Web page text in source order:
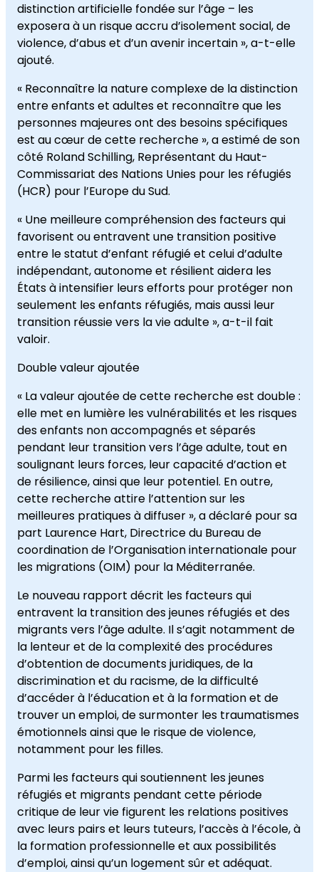
distinction artificielle fondée sur l’âge – les
exposera à un risque accru d’isolement social, de
violence, d’abus et d’un avenir incertain », a-t-elle
ajouté.
« Reconnaître la nature complexe de la distinction
entre enfants et adultes et reconnaître que les
personnes majeures ont des besoins spécifiques
est au cœur de cette recherche », a estimé de son
côté Roland Schilling, Représentant du Haut-
Commissariat des Nations Unies pour les réfugiés
(HCR) pour l’Europe du Sud.
« Une meilleure compréhension des facteurs qui
favorisent ou entravent une transition positive
entre le statut d’enfant réfugié et celui d’adulte
indépendant, autonome et résilient aidera les
États à intensifier leurs efforts pour protéger non
seulement les enfants réfugiés, mais aussi leur
transition réussie vers la vie adulte », a-t-il fait
valoir.
Double valeur ajoutée
« La valeur ajoutée de cette recherche est double :
elle met en lumière les vulnérabilités et les risques
des enfants non accompagnés et séparés
pendant leur transition vers l’âge adulte, tout en
soulignant leurs forces, leur capacité d’action et
de résilience, ainsi que leur potentiel. En outre,
cette recherche attire l’attention sur les
meilleures pratiques à diffuser », a déclaré pour sa
part Laurence Hart, Directrice du Bureau de
coordination de l’Organisation internationale pour
les migrations (OIM) pour la Méditerranée.
Le nouveau rapport décrit les facteurs qui
entravent la transition des jeunes réfugiés et des
migrants vers l’âge adulte. Il s’agit notamment de
la lenteur et de la complexité des procédures
d’obtention de documents juridiques, de la
discrimination et du racisme, de la difficulté
d’accéder à l’éducation et à la formation et de
trouver un emploi, de surmonter les traumatismes
émotionnels ainsi que le risque de violence,
notamment pour les filles.
Parmi les facteurs qui soutiennent les jeunes
réfugiés et migrants pendant cette période
critique de leur vie figurent les relations positives
avec leurs pairs et leurs tuteurs, l’accès à l’école, à
la formation professionnelle et aux possibilités
d’emploi, ainsi qu’un logement sûr et adéquat.